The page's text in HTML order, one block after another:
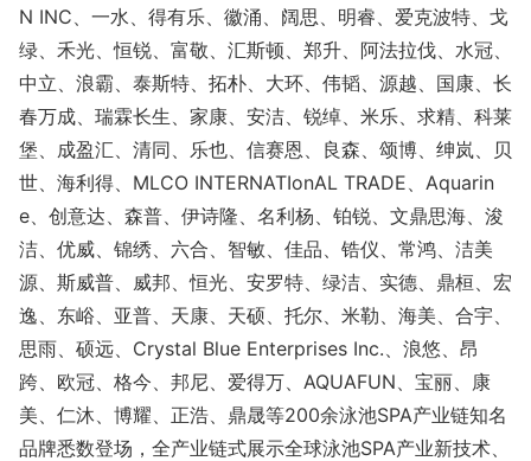
N INC、一水、得有乐、徽涌、阔思、明睿、爱克波特、戈
绿、禾光、恒锐、富敬、汇斯顿、郑升、阿法拉伐、水冠、
中立、浪霸、泰斯特、拓朴、大环、伟韬、源越、国康、长
春万成、瑞霖长生、家康、安洁、锐绰、米乐、求精、科莱
堡、成盈汇、清同、乐也、信赛恩、良森、颂博、绅岚、贝
世、海利得、MLCO INTERNATIonAL TRADE、Aquarin
e、创意达、森普、伊诗隆、名利杨、铂锐、文鼎思海、浚
洁、优威、锦绣、六合、智敏、佳品、锆仪、常鸿、洁美
源、斯威普、威邦、恒光、安罗特、绿洁、实德、鼎桓、宏
逸、东峪、亚普、天康、天硕、托尔、米勒、海美、合宇、
思雨、硕远、Crystal Blue Enterprises Inc.、浪悠、昂
跨、欧冠、格今、邦尼、爱得万、AQUAFUN、宝丽、康
美、仁沐、博耀、正浩、鼎晟等200余泳池SPA产业链知名
品牌悉数登场，全产业链式展示全球泳池SPA产业新技术、